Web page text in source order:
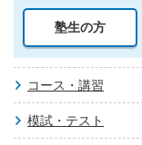
塾生の方
コース・講習
模試・テスト